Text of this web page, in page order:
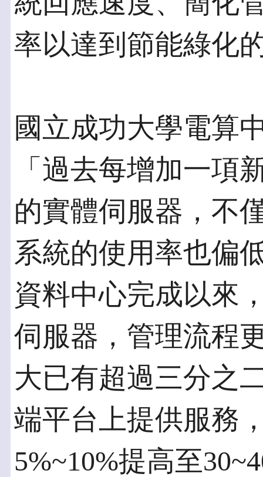
率以達到節能綠化
國立成功大學電算
「過去每增加一項
的實體伺服器，不
系統的使用率也偏
資料中心完成以來
伺服器，管理流程
大已有超過三分之
端平台上提供服務
5%~10%提高至